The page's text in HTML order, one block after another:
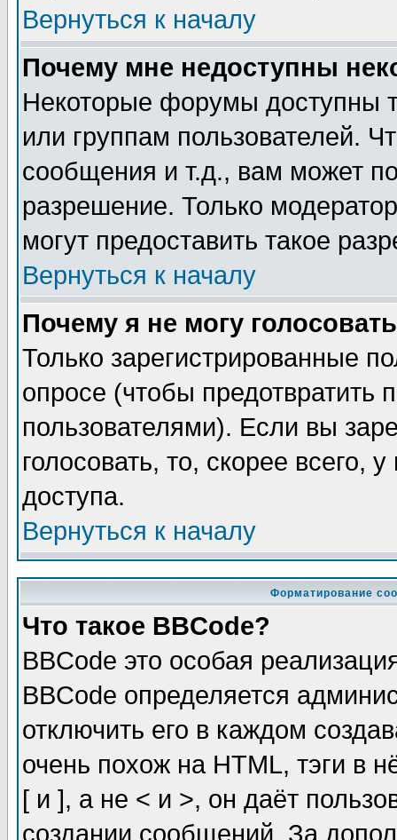
Вернуться к началу
Почему мне недоступны
Некоторые форумы доступны
или группам пользователей.
сообщения и т.д., вам может
разрешение. Только
могут предоставить такое
Вернуться к началу
Почему я не могу
Только зарегистрированные
опросе (чтобы предотвратить
пользователями). Если вы
голосовать, то, скорее всего,
доступа.
Вернуться к началу
Форматирование
Что такое BBCode?
BBCode это особая
BBCode определяется
отключить его в каждом
очень похож на HTML, тэги в
[ и ], а не < и >, он даёт
создании сообщений. За